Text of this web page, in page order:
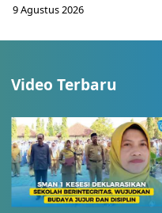
9 Agustus 2026
Video Terbaru